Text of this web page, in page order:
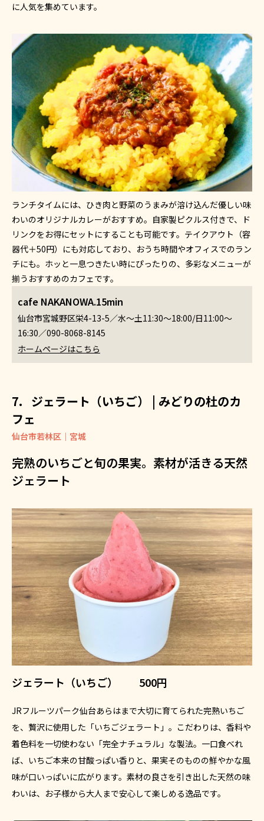
に人気を集めています。
ランチタイムには、ひき肉と野菜のうまみが溶け込んだ優しい味
わいのオリジナルカレーがおすすめ。自家製ピクルス付きで、ド
リンクをお得にセットにすることも可能です。テイクアウト（容
器代＋50円）にも対応しており、おうち時間やオフィスでのラン
チにも。ホッと一息つきたい時にぴったりの、多彩なメニューが
揃うおすすめのカフェです。
cafe NAKANOWA.15min
仙台市宮城野区栄4-13-5／水～土11:30～18:00/日11:00～
16:30／090-8068-8145
ホームページはこちら
ジェラート（いちご） | みどりの杜のカ
フェ
仙台市若林区｜宮城
完熟のいちごと旬の果実。素材が活きる天然
ジェラート
ジェラート（いちご） 500円
JRフルーツパーク仙台あらはまで大切に育てられた完熟いちご
を、贅沢に使用した「いちごジェラート」。こだわりは、香料や
着色料を一切使わない「完全ナチュラル」な製法。一口食べれ
ば、いちご本来の甘酸っぱい香りと、果実そのものの鮮やかな風
味が口いっぱいに広がります。素材の良さを引き出した天然の味
わいは、お子様から大人まで安心して楽しめる逸品です。